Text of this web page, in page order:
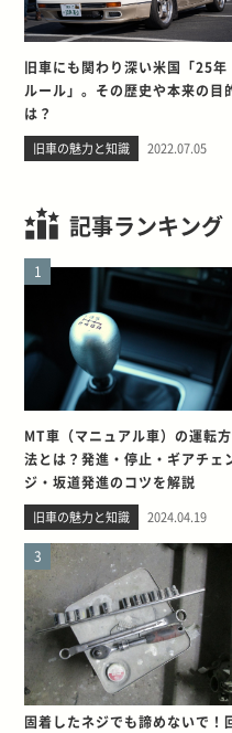
旧車にも関わり深い米国「25年
ルール」。その歴史や本来の目
は？
旧車の魅力と知識 2022.07.05
記事ランキング
1
MT車（マニュアル車）の運転方
法とは？発進・停止・ギアチェ
ジ・坂道発進のコツを解説
旧車の魅力と知識 2024.04.19
3
固着したネジでも諦めないで！